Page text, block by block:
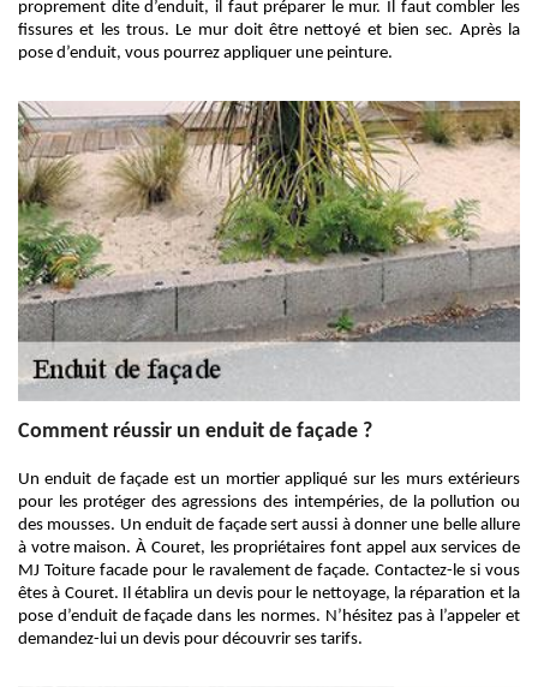
proprement dite d’enduit, il faut préparer le mur. Il faut combler les
fissures et les trous. Le mur doit être nettoyé et bien sec. Après la
pose d’enduit, vous pourrez appliquer une peinture.
Comment réussir un enduit de façade ?
Un enduit de façade est un mortier appliqué sur les murs extérieurs
pour les protéger des agressions des intempéries, de la pollution ou
des mousses. Un enduit de façade sert aussi à donner une belle allure
à votre maison. À Couret, les propriétaires font appel aux services de
MJ Toiture facade pour le ravalement de façade. Contactez-le si vous
êtes à Couret. Il établira un devis pour le nettoyage, la réparation et la
pose d’enduit de façade dans les normes. N’hésitez pas à l’appeler et
demandez-lui un devis pour découvrir ses tarifs.